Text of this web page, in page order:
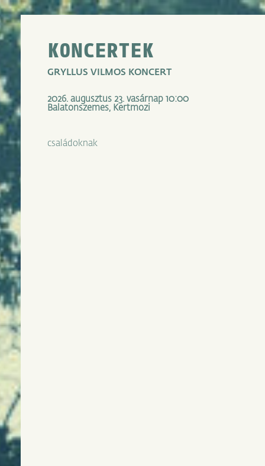
KONCERTEK
GRYLLUS VILMOS KONCERT
2026. augusztus 23. vasárnap 10:00
Balatonszemes, Kertmozi
családoknak